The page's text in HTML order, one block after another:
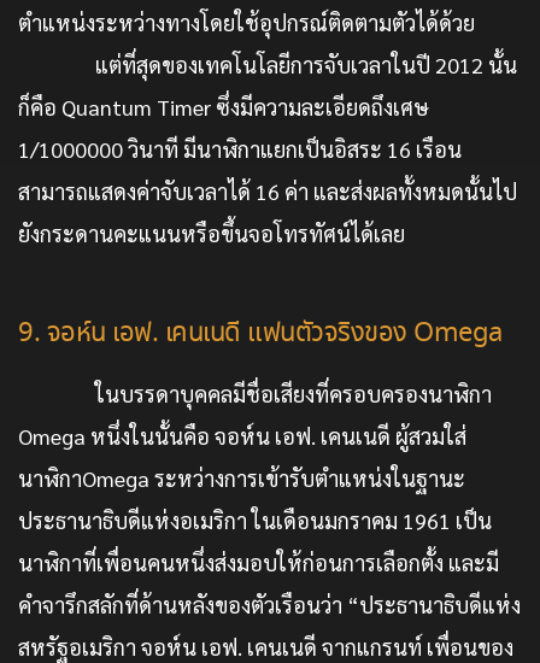
ตำแหน่งระหว่างทางโดยใช้อุปกรณ์ติดตามตัวได้ด้วย
แต่ที่สุดของเทคโนโลยีการจับเวลาในปี 2012 นั้น
ก็คือ Quantum Timer ซึ่งมีความละเอียดถึงเศษ
1/1000000 วินาที มีนาฬิกาแยกเป็นอิสระ 16 เรือน
สามารถแสดงค่าจับเวลาได้ 16 ค่า และส่งผลทั้งหมดนั้นไป
ยังกระดานคะแนนหรือขึ้นจอโทรทัศน์ได้เลย
9. จอห์น เอฟ. เคนเนดี แฟนตัวจริงของ Omega
ในบรรดาบุคคลมีชื่อเสียงที่ครอบครองนาฬิกา
Omega หนึ่งในนั้นคือ จอห์น เอฟ. เคนเนดี ผู้สวมใส่
นาฬิกาOmega ระหว่างการเข้ารับตำแหน่งในฐานะ
ประธานาธิบดีแห่งอเมริกา ในเดือนมกราคม 1961 เป็น
นาฬิกาที่เพื่อนคนหนึ่งส่งมอบให้ก่อนการเลือกตั้ง และมี
คำจารึกสลักที่ด้านหลังของตัวเรือนว่า “ประธานาธิบดีแห่ง
สหรัฐอเมริกา จอห์น เอฟ. เคนเนดี จากแกรนท์ เพื่อนของ